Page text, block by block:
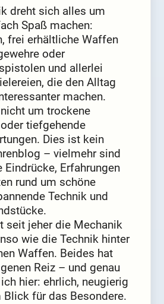
dreht sich alles um
Spaß machen:
frei erhältliche Waffen
oder
und allerlei
die den Alltag
machen.
um trockene
tiefgehende
Dies ist kein
– vielmehr sind
Erfahrungen
rund um schöne
Technik und
seit jeher die Mechanik
wie die Technik hinter
Waffen. Beides hat
Reiz – und genau
hier: ehrlich, neugierig
für das Besondere.